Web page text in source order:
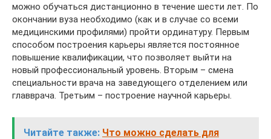
можно обучаться дистанционно в течение шести лет. По
окончании вуза необходимо (как и в случае со всеми
медицинскими профилями) пройти ординатуру. Первым
способом построения карьеры является постоянное
повышение квалификации, что позволяет выйти на
новый профессиональный уровень. Вторым – смена
специальности врача на заведующего отделением или
главврача. Третьим – построение научной карьеры.
Читайте также: Что можно сделать для